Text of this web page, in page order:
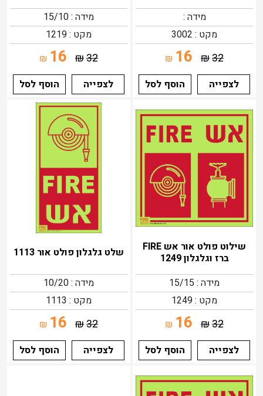
מידה :
מקט : 3002
32
₪
16
₪
לצפייה
הוסף לסל
מידה : 15/10
מקט : 1219
32
₪
16
₪
לצפייה
הוסף לסל
שילוט פולט אור אש FIRE
ברז וגלגלון 1249
מידה : 15/15
מקט : 1249
32
₪
16
₪
לצפייה
הוסף לסל
שלט גלגלון פולט אור 1113
מידה : 10/20
מקט : 1113
32
₪
16
₪
לצפייה
הוסף לסל